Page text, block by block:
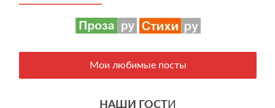
Мои любимые посты
НАШИ ГОСТИ